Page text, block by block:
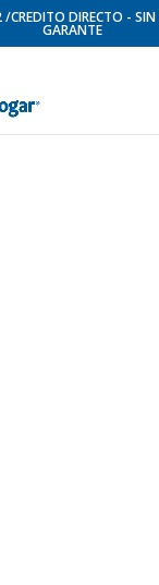
DIRECTO -
GARANTE